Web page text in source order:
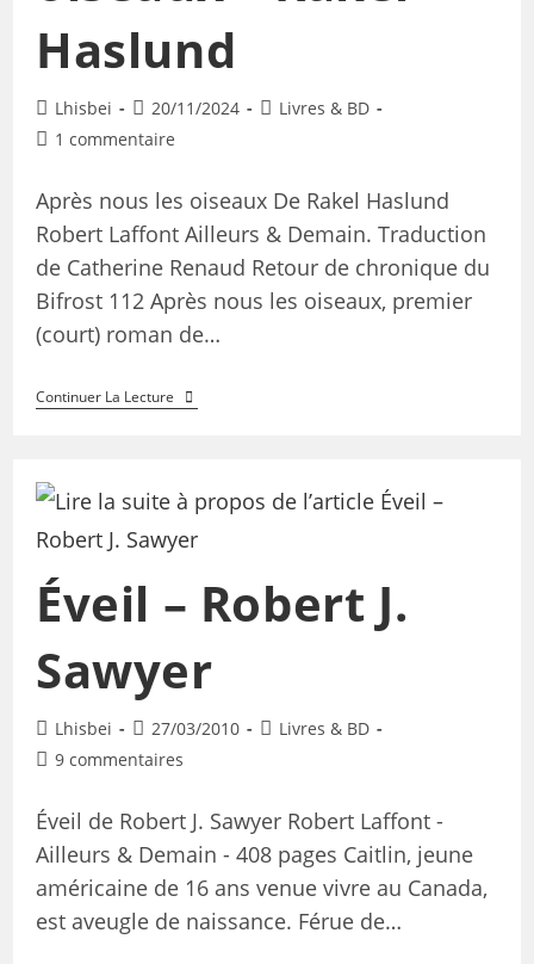
Haslund
Lhisbei 20/11/2024
Livres & BD
1 commentaire
Après nous les oiseaux De Rakel Haslund
Robert Laffont Ailleurs & Demain. Traduction
de Catherine Renaud Retour de chronique du
Bifrost 112 Après nous les oiseaux, premier
(court) roman de…
Continuer La Lecture
Éveil – Robert J.
Sawyer
Lhisbei 27/03/2010
Livres & BD
9 commentaires
Éveil de Robert J. Sawyer Robert Laffont -
Ailleurs & Demain - 408 pages Caitlin, jeune
américaine de 16 ans venue vivre au Canada,
est aveugle de naissance. Férue de…